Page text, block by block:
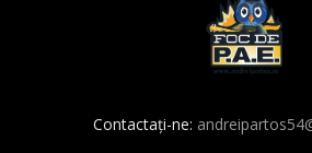
Contactați-ne: